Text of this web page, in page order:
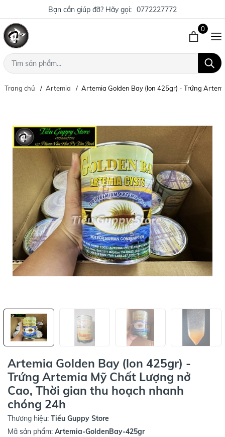
Bạn cần giúp đỡ? Hãy gọi: 0772227772
0
Trang chủ Artemia Artemia Golden Bay (lon 425gr) - Trứng
Artemia Golden Bay (lon 425gr) -
Trứng Artemia Mỹ Chất Lượng nở
Cao, Thời gian thu hoạch nhanh
chóng 24h
Thương hiệu: Tiếu Guppy Store
Mã sản phẩm: Artemia-GoldenBay-425gr